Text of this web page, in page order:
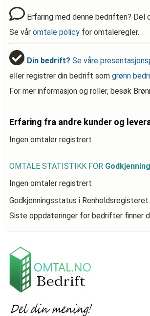
Erfaring med denne bedriften? Del
Se vår omtale policy for omtaleregler.
Din bedrift? Se våre
eller registrer din bedrift som grønn
For mer informasjon og roller, besøk
Erfaring fra andre kunder og
Ingen omtaler registrert
OMTALE STATISTIKK FOR
Ingen omtaler registrert
Godkjenningsstatus i
Siste oppdateringer for bedrifter finner